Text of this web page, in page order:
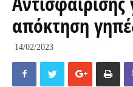
απόκτηση
14/02/2023